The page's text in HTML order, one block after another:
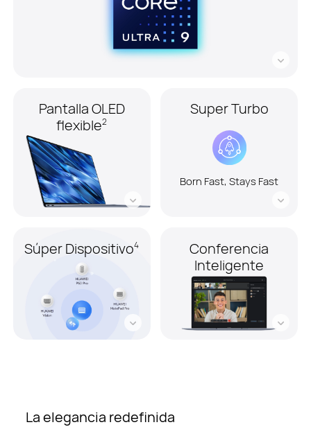
Pantalla OLED
flexible2
Súper Dispositivo4
Super Turbo
Born Fast, Stays Fast
Conferencia
Inteligente
La elegancia redefinida